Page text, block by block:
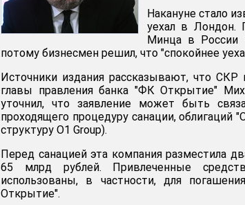
Накануне стало
уехал в Лондон.
Минца в России
потому бизнесмен решил, что "спокойнее
Источники издания рассказывают, что СКР
главы правления банка "ФК Открытие"
уточнил, что заявление может быть
проходящего процедуру санации, облигаций
структуру О1 Group).
Перед санацией эта компания разместила
65 млрд рублей. Привлеченные
использованы, в частности, для
Открытие".